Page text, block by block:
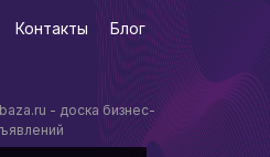
- доска бизнес-
Контакты Блог